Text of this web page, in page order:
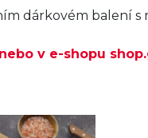
dárkovém balení
v e-shopu